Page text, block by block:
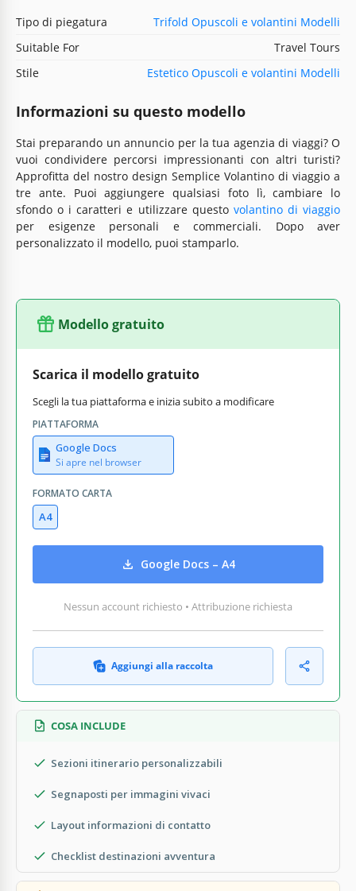
Tipo di piegatura
Trifold Opuscoli e volantini Modelli
Suitable For
Travel Tours
Stile
Estetico Opuscoli e volantini Modelli
Informazioni su questo modello
Stai preparando un annuncio per la tua agenzia di viaggi? O
vuoi condividere percorsi impressionanti con altri turisti?
Approfitta del nostro design Semplice Volantino di viaggio a
tre ante. Puoi aggiungere qualsiasi foto lì, cambiare lo
sfondo o i caratteri e utilizzare questo volantino di viaggio
per esigenze personali e commerciali. Dopo aver
personalizzato il modello, puoi stamparlo.
Modello gratuito
Scarica il modello gratuito
Scegli la tua piattaforma e inizia subito a modificare
PIATTAFORMA
Google Docs
Si apre nel browser
FORMATO CARTA
A4
Google Docs – A4
Nessun account richiesto • Attribuzione richiesta
Aggiungi alla raccolta
COSA INCLUDE
Sezioni itinerario personalizzabili
Segnaposti per immagini vivaci
Layout informazioni di contatto
Checklist destinazioni avventura